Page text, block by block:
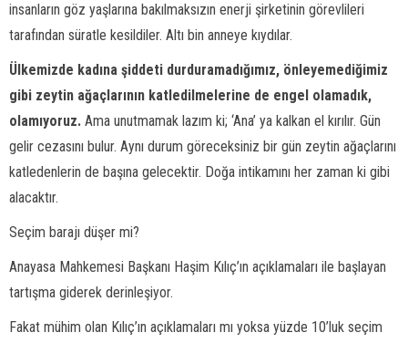
insanların göz yaşlarına bakılmaksızın enerji şirketinin görevlileri
tarafından süratle kesildiler. Altı bin anneye kıydılar.
Ülkemizde kadına şiddeti durduramadığımız, önleyemediğimiz
gibi zeytin ağaçlarının katledilmelerine de engel olamadık,
olamıyoruz. Ama unutmamak lazım ki; ‘Ana’ ya kalkan el kırılır. Gün
gelir cezasını bulur. Aynı durum göreceksiniz bir gün zeytin ağaçlarını
katledenlerin de başına gelecektir. Doğa intikamını her zaman ki gibi
alacaktır.
Seçim barajı düşer mi?
Anayasa Mahkemesi Başkanı Haşim Kılıç’ın açıklamaları ile başlayan
tartışma giderek derinleşiyor.
Fakat mühim olan Kılıç’ın açıklamaları mı yoksa yüzde 10’luk seçim